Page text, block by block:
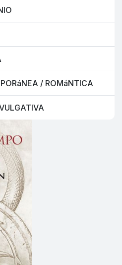
/ ROMáNTICA